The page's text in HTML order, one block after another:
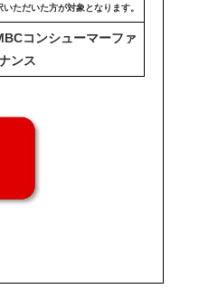
いただいた方が対象となります。
コンシューマーファ
ンス